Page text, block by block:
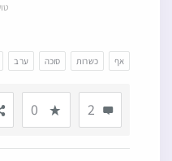
אף כשרות סוכה ערב
2
0